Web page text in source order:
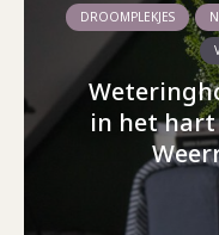
DROOMPLEKJES
in het